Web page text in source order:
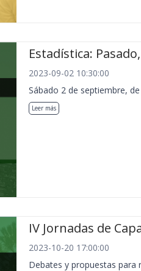
Estadística:
2023-09-02 10:30:00
Sábado 2 de septiembre,
Leer más
IV Jornadas de
2023-10-20 17:00:00
Debates y propuestas para